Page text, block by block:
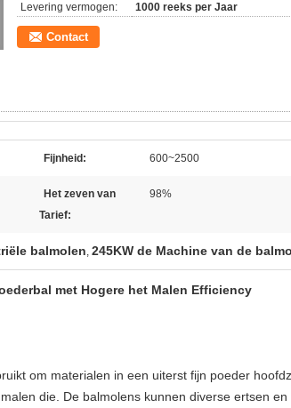
Levering vermogen:
1000 reeks per Jaar
Contact
Fijnheid: 600~2500
Het zeven van
Tarief:
98%
balmolen, 245KW de Machine van de
met Hogere het Malen Efficiency
om materialen in een uiterst fijn poeder
die. De balmolens kunnen diverse ertsen en